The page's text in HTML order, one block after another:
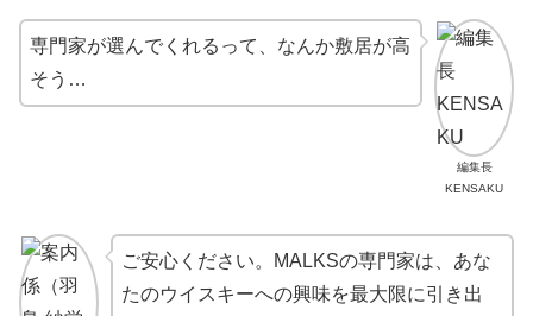
編集長
KENSAKU
専門家が選んでくれるって、なんか敷居が高
そう…
ご安心ください。MALKSの専門家は、あな
たのウイスキーへの興味を最大限に引き出